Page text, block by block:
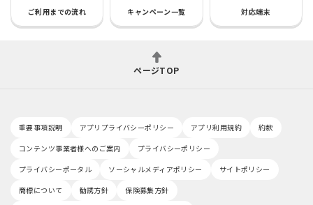
ご利用までの流れ キャンペーン一覧 対応端末
ページTOP
重要事項説明 アプリプライバシーポリシー アプリ利用規約
約款
コンテンツ事業者様へのご案内
プライバシーポリシー
プライバシーポータル
ソーシャルメディアポリシー
サイトポリシー
商標について
勧誘方針
保険募集方針